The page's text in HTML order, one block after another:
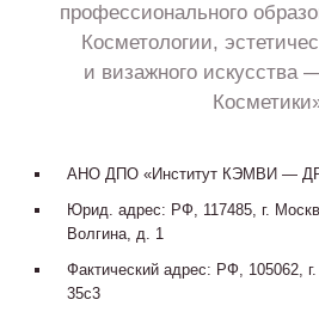
профессионального
Косметологии,
и визажного искусства
АНО ДПО «Институт КЭМВИ —
Юрид. адрес: РФ, 117485, г.
Волгина, д. 1
Фактический адрес: РФ, 105062,
35с3